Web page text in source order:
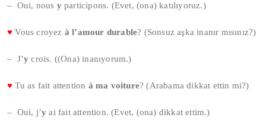
– Oui, nous yparticipons. (Evet, (ona) katılıyoruz.)
♥ Vous croyez à l’amour durable? (Sonsuz aşka inanır mısınız?)
– J’y crois. ((Ona) inanıyorum.)
♥ Tu as fait attention à ma voiture? (Arabama dikkat ettin mi?)
– Oui, j’y ai fait attention. (Evet, (ona) dikkat ettim.)